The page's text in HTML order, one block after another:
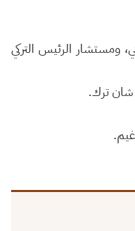
ومستشار الرئيس التركي
ترك.